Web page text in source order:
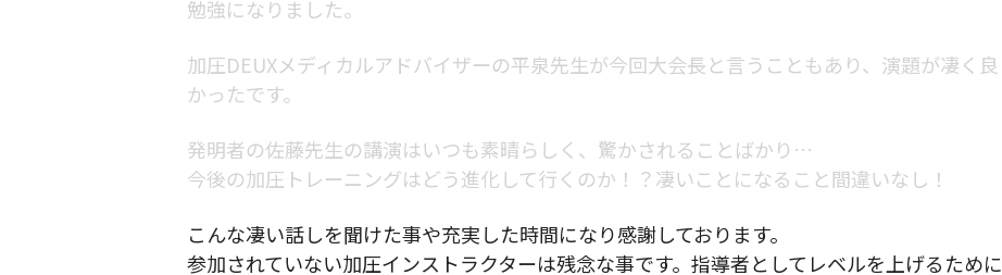
勉強になりました。
加圧DEUXメディカルアドバイザーの平泉先生が今回大会長と言うこともあり、演題が凄く良
かったです。
発明者の佐藤先生の講演はいつも素晴らしく、驚かされることばかり…
今後の加圧トレーニングはどう進化して行くのか！？凄いことになること間違いなし！
こんな凄い話しを聞けた事や充実した時間になり感謝しております。
参加されていない加圧インストラクターは残念な事です。指導者としてレベルを上げるために